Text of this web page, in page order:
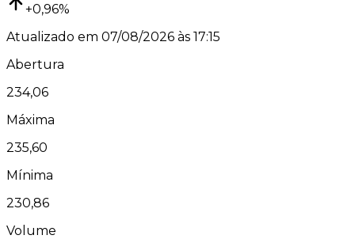
+0,96%
Atualizado em 07/08/2026 às 17:15
Abertura
234,06
Máxima
235,60
Mínima
230,86
Volume